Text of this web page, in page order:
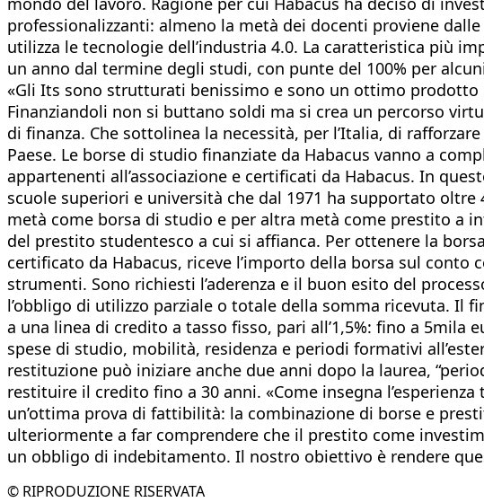
professionalizzanti: almeno la metà dei docenti proviene
utilizza le tecnologie dell’industria 4.0. La caratteristica più
un anno dal termine degli studi, con punte del 100% per
«Gli Its sono strutturati benissimo e sono un ottimo
Finanziandoli non si buttano soldi ma si crea un percorso
di finanza. Che sottolinea la necessità, per l’Italia, di
Paese. Le borse di studio finanziate da Habacus vanno a
appartenenti all’associazione e certificati da Habacus. In
scuole superiori e università che dal 1971 ha supportato
metà come borsa di studio e per altra metà come prestito a
del prestito studentesco a cui si affianca. Per ottenere la
certificato da Habacus, riceve l’importo della borsa sul
strumenti. Sono richiesti l’aderenza e il buon esito del
l’obbligo di utilizzo parziale o totale della somma ricevuta. Il
a una linea di credito a tasso fisso, pari all’1,5%: fino a 5mila
spese di studio, mobilità, residenza e periodi formativi
restituzione può iniziare anche due anni dopo la laurea,
restituire il credito fino a 30 anni. «Come insegna
un’ottima prova di fattibilità: la combinazione di borse e
ulteriormente a far comprendere che il prestito come
un obbligo di indebitamento. Il nostro obiettivo è rendere
© RIPRODUZIONE RISERVATA